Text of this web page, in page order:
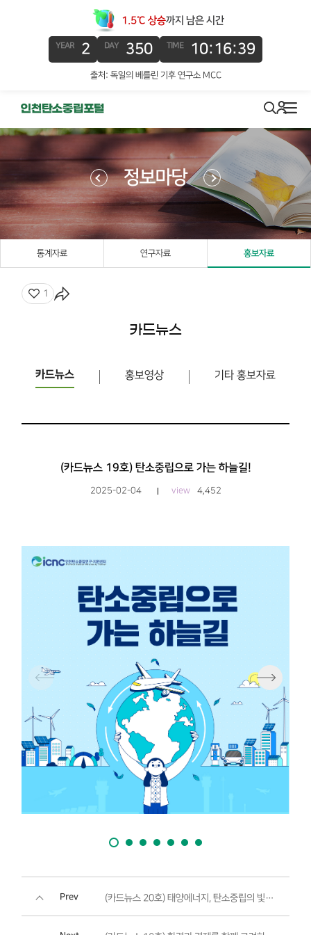
1.5℃ 상승까지 남은 시간
YEAR 2 DAY 350 TIME 10:16:38
출처: 독일의 베를린 기후 연구소 MCC
search
로그인
메뉴
정보마당
통계자료 연구자료 홍보자료
좋아요
1
카드뉴스
카드뉴스 홍보영상 기타 홍보자료
(카드뉴스 19호) 탄소중립으로 가는 하늘길!
2025-02-04 view 4,452
Prev (카드뉴스 20호) 태양에너지, 탄소중립의 빛나는 해답